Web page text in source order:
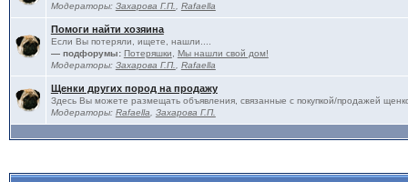
Модераторы: Захарова Г.П. Rafaella
Помоги найти хозяина
Если Вы потеряли, ищете, нашли....
— подфорумы: Потеряшки
Мы нашли свой дом!
Модераторы: Захарова Г.П. Rafaella
Щенки других пород на продажу
Здесь Вы можете размещать объявления, связанные с покупкой/продажей
Модераторы: Rafaella Захарова Г.П.